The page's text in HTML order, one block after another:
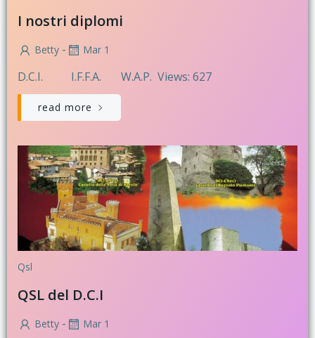
I nostri diplomi
Betty - Mar 1
D.C.I. I.F.F.A. W.A.P. Views: 627
read more
Qsl
QSL del D.C.I
Betty - Mar 1